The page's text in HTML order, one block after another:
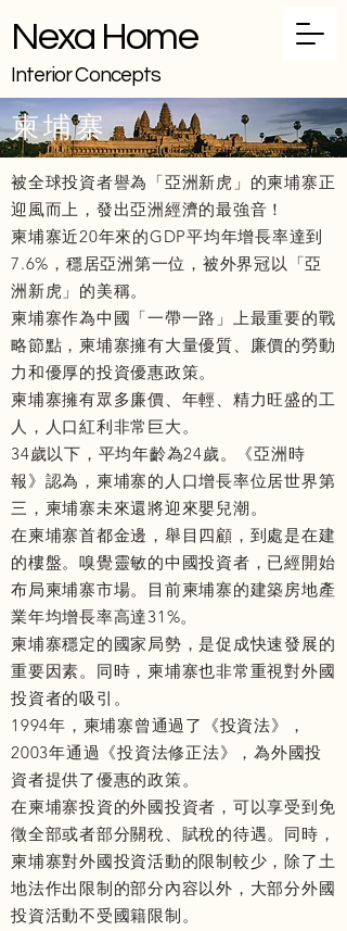
Nexa Home
Interior Concepts
柬埔寨
被全球投資者譽為「亞洲新虎」的柬埔寨正
迎風而上，發出亞洲經濟的最強音！
柬埔寨近20年來的GDP平均年增長率達到
7.6%，穩居亞洲第一位，被外界冠以「亞
洲新虎」的美稱。
柬埔寨作為中國「一帶一路」上最重要的戰
略節點，柬埔寨擁有大量優質、廉價的勞動
力和優厚的投資優惠政策。
柬埔寨擁有眾多廉價、年輕、精力旺盛的工
人，人口紅利非常巨大。
34歲以下，平均年齡為24歲。《亞洲時
報》認為，柬埔寨的人口增長率位居世界第
三，柬埔寨未來還將迎來嬰兒潮。
在柬埔寨首都金邊，舉目四顧，到處是在建
的樓盤。嗅覺靈敏的中國投資者，已經開始
布局柬埔寨市場。目前柬埔寨的建築房地產
業年均增長率高達31%。
柬埔寨穩定的國家局勢，是促成快速發展的
重要因素。同時，柬埔寨也非常重視對外國
投資者的吸引。
1994年，柬埔寨曾通過了《投資法》，
2003年通過《投資法修正法》，為外國投
資者提供了優惠的政策。
在柬埔寨投資的外國投資者，可以享受到免
徵全部或者部分關稅、賦稅的待遇。同時，
柬埔寨對外國投資活動的限制較少，除了土
地法作出限制的部分內容以外，大部分外國
投資活動不受國籍限制。